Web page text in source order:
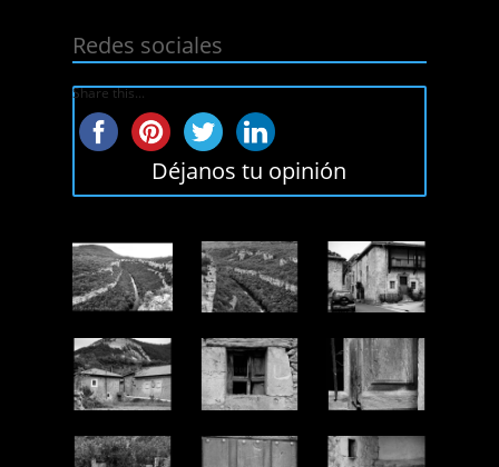
Redes sociales
Share this...
Déjanos tu opinión